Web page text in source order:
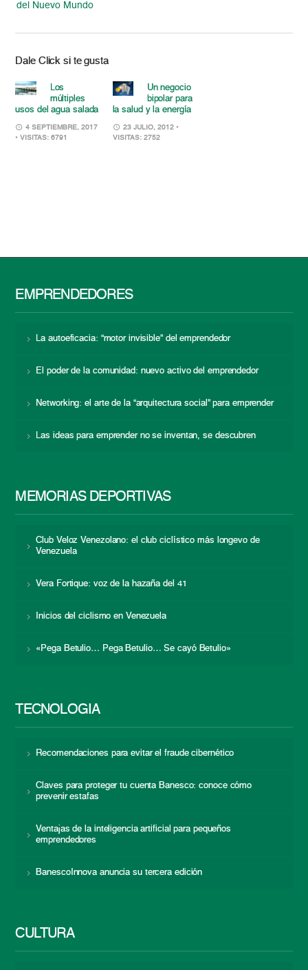
del Nuevo Mundo
Dale Click si te gusta
Los
múltiples
usos del agua salada
4 SEPTIEMBRE, 2017
• VISITAS: 6791
Un negocio
bipolar para
la salud y la energía
23 JULIO, 2012 •
VISITAS: 2752
EMPRENDEDORES
La autoeficacia: “motor invisible” del emprendedor
El poder de la comunidad: nuevo activo del emprendedor
Networking: el arte de la “arquitectura social” para emprender
Las ideas para emprender no se inventan, se descubren
MEMORIAS DEPORTIVAS
Club Veloz Venezolano: el club ciclístico más longevo de
Venezuela
Vera Fortique: voz de la hazaña del 41
Inicios del ciclismo en Venezuela
«Pega Betulio… Pega Betulio… Se cayó Betulio»
TECNOLOGÍA
Recomendaciones para evitar el fraude cibernético
Claves para proteger tu cuenta Banesco: conoce cómo
prevenir estafas
Ventajas de la inteligencia artificial para pequeños
emprendedores
BanescoInnova anuncia su tercera edición
CULTURA